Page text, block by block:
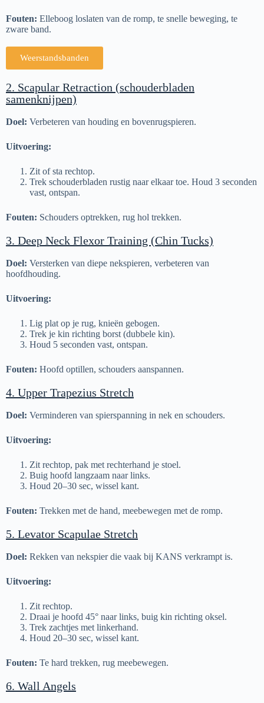
Fouten: Elleboog loslaten van de romp, te snelle beweging, te
zware band.
Weerstandsbanden
2. Scapular Retraction (schouderbladen
samenknijpen)
Doel: Verbeteren van houding en bovenrugspieren.
Uitvoering:
Zit of sta rechtop.
Trek schouderbladen rustig naar elkaar toe. Houd 3 seconden
vast, ontspan.
Fouten: Schouders optrekken, rug hol trekken.
3. Deep Neck Flexor Training (Chin Tucks)
Doel: Versterken van diepe nekspieren, verbeteren van
hoofdhouding.
Uitvoering:
Lig plat op je rug, knieën gebogen.
Trek je kin richting borst (dubbele kin).
Houd 5 seconden vast, ontspan.
Fouten: Hoofd optillen, schouders aanspannen.
4. Upper Trapezius Stretch
Doel: Verminderen van spierspanning in nek en schouders.
Uitvoering:
Zit rechtop, pak met rechterhand je stoel.
Buig hoofd langzaam naar links.
Houd 20–30 sec, wissel kant.
Fouten: Trekken met de hand, meebewegen met de romp.
5. Levator Scapulae Stretch
Doel: Rekken van nekspier die vaak bij KANS verkrampt is.
Uitvoering:
Zit rechtop.
Draai je hoofd 45° naar links, buig kin richting oksel.
Trek zachtjes met linkerhand.
Houd 20–30 sec, wissel kant.
Fouten: Te hard trekken, rug meebewegen.
6. Wall Angels